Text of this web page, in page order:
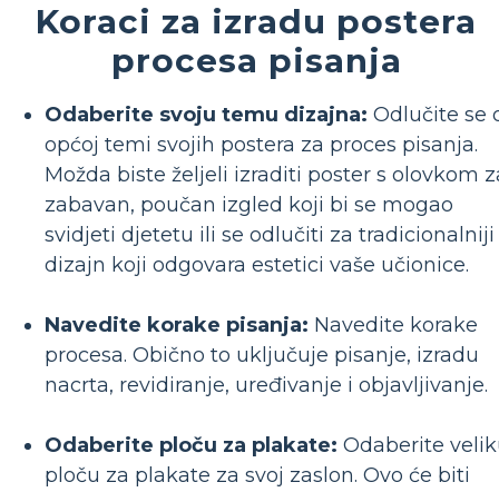
Koraci za izradu postera
procesa pisanja
Odaberite svoju temu dizajna: Odlučite se
općoj temi svojih postera za proces pisanja.
Možda biste željeli izraditi poster s olovkom
zabavan, poučan izgled koji bi se mogao
svidjeti djetetu ili se odlučiti za tradicionalniji
dizajn koji odgovara estetici vaše učionice.
Navedite korake pisanja: Navedite korake
procesa. Obično to uključuje pisanje, izradu
nacrta, revidiranje, uređivanje i objavljivanje.
Odaberite ploču za plakate: Odaberite
ploču za plakate za svoj zaslon. Ovo će biti